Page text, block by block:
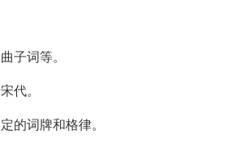
子词等。
代。
的词牌和格律。